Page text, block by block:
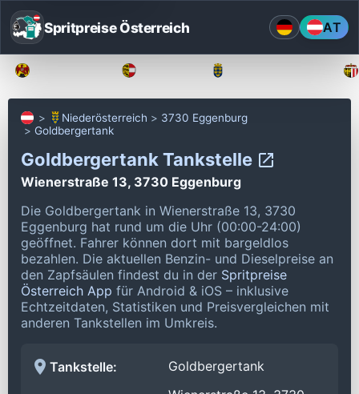
Spritpreise Österreich AT
Niederösterreich
3730 Eggenburg
Goldbergertank
Goldbergertank Tankstelle
Wienerstraße 13, 3730 Eggenburg
Die Goldbergertank in Wienerstraße 13, 3730
Eggenburg hat rund um die Uhr (00:00-24:00)
geöffnet. Fahrer können dort mit bargeldlos
bezahlen. Die aktuellen Benzin- und Dieselpreise an
den Zapfsäulen findest du in der Spritpreise
Österreich App für Android & iOS – inklusive
Echtzeitdaten, Statistiken und Preisvergleichen mit
anderen Tankstellen im Umkreis.
Tankstelle: Goldbergertank